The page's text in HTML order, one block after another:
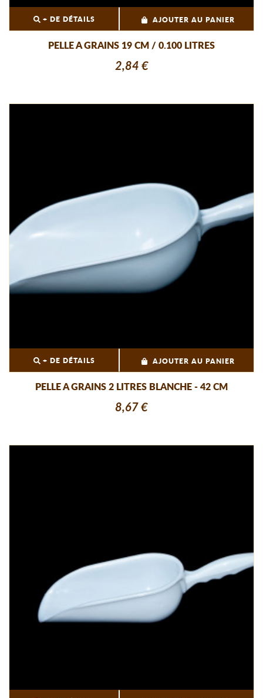
+ DE DÉTAILS AJOUTER AU PANIER
PELLE A GRAINS 19 CM / 0.100 LITRES
2,84 €
+ DE DÉTAILS AJOUTER AU PANIER
PELLE A GRAINS 2 LITRES BLANCHE - 42 CM
8,67 €